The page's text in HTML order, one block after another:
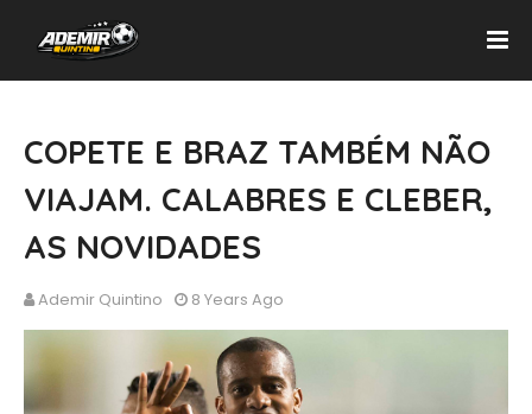
COPETE E BRAZ TAMBÉM NÃO
VIAJAM. CALABRES E CLEBER,
AS NOVIDADES
Ademir Quintino 8 Years Ago